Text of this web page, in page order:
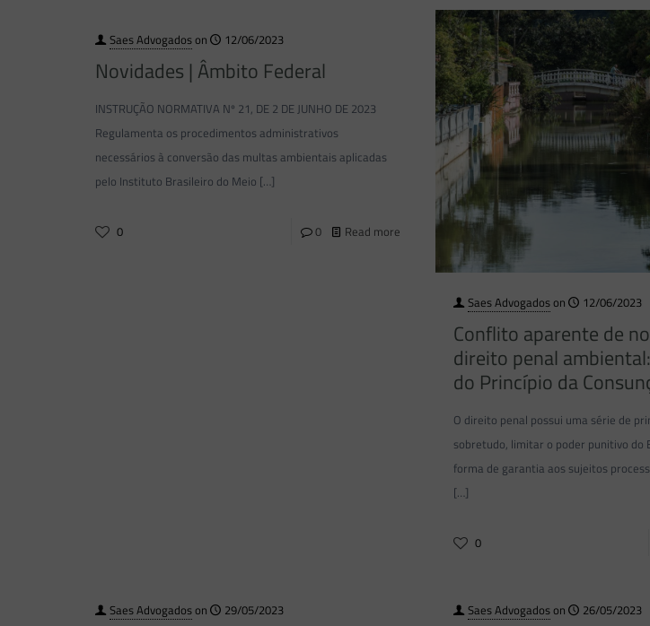
Saes Advogadoson 12/06/2023
Novidades | Âmbito Federal
INSTRUÇÃO NORMATIVA Nº 21, DE 2 DE JUNHO DE 2023
Regulamenta os procedimentos administrativos
necessários à conversão das multas ambientais aplicadas
pelo Instituto Brasileiro do Meio […]
0 0 Read more
Saes Advogadoson 12/06/2023
Conflito aparente de
direito penal
do Princípio da
O direito penal possui uma série de
sobretudo, limitar o poder punitivo do
forma de garantia aos sujeitos
[…]
0
Saes Advogadoson 29/05/2023 Saes Advogadoson 26/05/2023